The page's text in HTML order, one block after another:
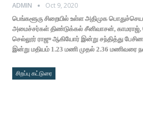
ADMIN
Oct 9, 2020
பெங்களூரு சிறையில் உள்ள அதிமுக
அமைச்சர்கள் திண்டுக்கல் சீனிவாசன்,
செல்லூர் ராஜு ஆகியோர் இன்று சந்தித்து
இன்று மதியம் 1.23 மணி முதல் 2.36 மணிவரை
சிறப்பு கட்டுரை